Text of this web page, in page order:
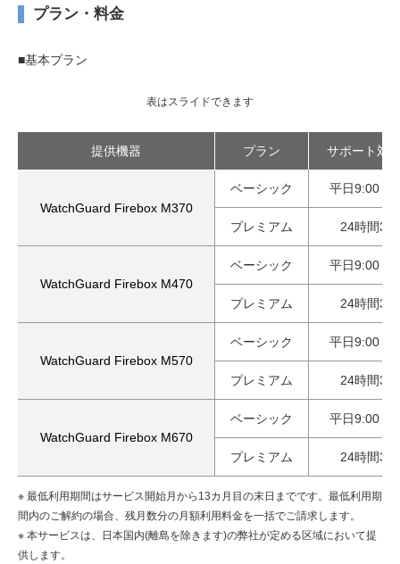
プラン・料金
■基本プラン
表はスライドできます
提供機器 プラン サポート対
WatchGuard Firebox M370
ベーシック 平日9:00～
プレミアム 24時間
WatchGuard Firebox M470
ベーシック 平日9:00～
プレミアム 24時間
WatchGuard Firebox M570
ベーシック 平日9:00～
プレミアム 24時間
WatchGuard Firebox M670
ベーシック 平日9:00～
プレミアム 24時間
※ 最低利用期間はサービス開始月から13カ月目の末日までです。最低利用期
間内のご解約の場合、残月数分の月額利用料金を一括でご請求します。
※ 本サービスは、日本国内(離島を除きます)の弊社が定める区域において提
供します。